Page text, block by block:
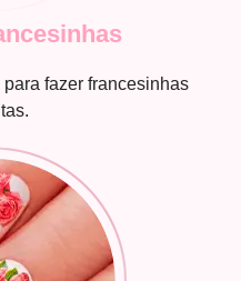
fazer francesinhas